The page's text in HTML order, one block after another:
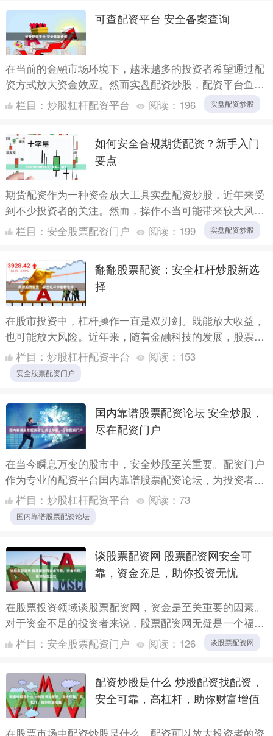
可查配资平台 安全备案查询
在当前的金融市场环境下，越来越多的投资者希望通过配
资方式放大资金效应。然而实盘配资炒股，配资平台鱼龙
混杂，如何辨别正规平台、避免资金损失成为每位投资者
必须面对的....
栏目： 炒股杠杆配资平台 阅读： 196 实盘配资炒股
如何安全合规期货配资？新手入门
要点
期货配资作为一种资金放大工具实盘配资炒股，近年来受
到不少投资者的关注。然而，操作不当可能带来较大风
险。本文将围绕“如何安全合规期货配资”这一核心问题，
为新手梳理....
栏目： 安全股票配资门户 阅读： 199 实盘配资炒股
翻翻股票配资：安全杠杆炒股新选
择
在股市投资中，杠杆操作一直是双刃剑。既能放大收益，
也可能放大风险。近年来，随着金融科技的发展，股票配
资行业经历了从野蛮生长到规范发展的转变。其中，“翻
翻股票配资....
栏目： 炒股杠杆配资平台 阅读： 153
安全股票配资门户
国内靠谱股票配资论坛 安全炒股，
尽在配资门户
在当今瞬息万变的股市中，安全炒股至关重要。配资门户
作为专业的配资平台国内靠谱股票配资论坛，为投资者提
供安全可靠的炒股环境。 杠杆配资可以放大收益，因为
投资者可以....
栏目： 炒股杠杆配资平台 阅读： 73
国内靠谱股票配资论坛
谈股票配资网 股票配资网安全可
靠，资金充足，助你投资无忧
在股票投资领域谈股票配资网，资金是至关重要的因素。
对于资金不足的投资者来说，股票配资网无疑是一个福
音。它可以为投资者提供杠杆资金，放大投资收益。 期
货配资提供杠....
栏目： 安全股票配资门户 阅读： 126 谈股票配资网
配资炒股是什么 炒股配资找配资，
安全可靠，高杠杆，助你财富增值
在股票市场中配资炒股是什么，配资可以放大投资者的资